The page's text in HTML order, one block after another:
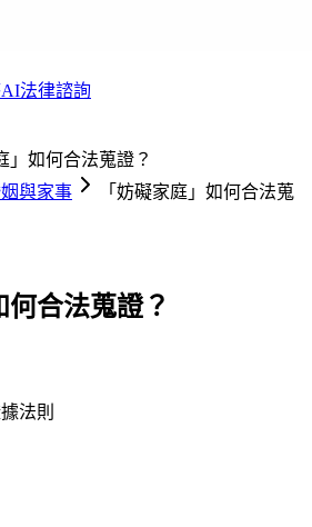
AI法律諮詢
」如何合法蒐證？
與家事
「妨礙家庭」如何合法蒐
何合法蒐證？
法則